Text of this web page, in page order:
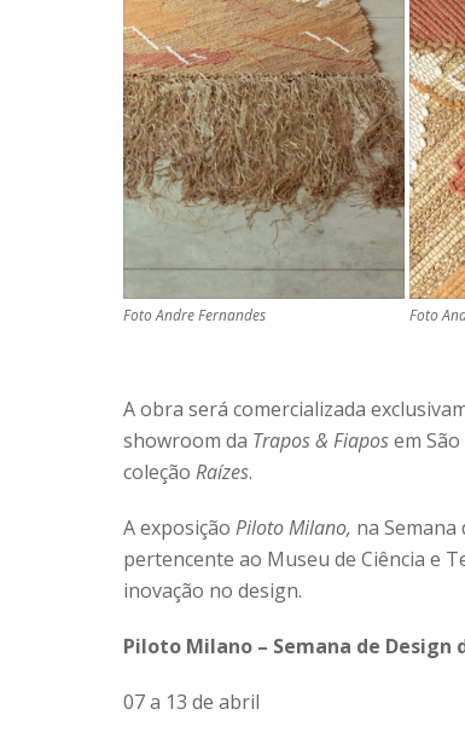
Foto Andre Fernandes Foto
A obra será comercializada
showroom da Trapos & Fiaposem
coleção Raízes.
A exposição Piloto Milano, na
pertencente ao Museu de Ciência e
inovação no design.
Piloto Milano – Semana de Design
07 a 13 de abril